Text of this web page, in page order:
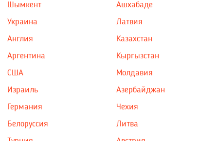
Шымкент
Ашхабаде
Украина
Англия
Аргентина
США
Израиль
Латвия
Казахстан
Кыргызстан
Молдавия
Азербайджан
Германия
Белоруссия
Чехия
Литва